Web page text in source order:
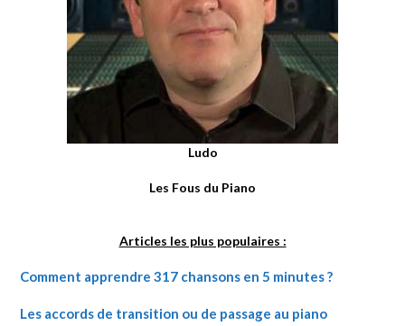
Ludo
Les Fous du Piano
Articles les plus populaires :
Comment apprendre 317 chansons en 5 minutes ?
Les accords de transition ou de passage au piano